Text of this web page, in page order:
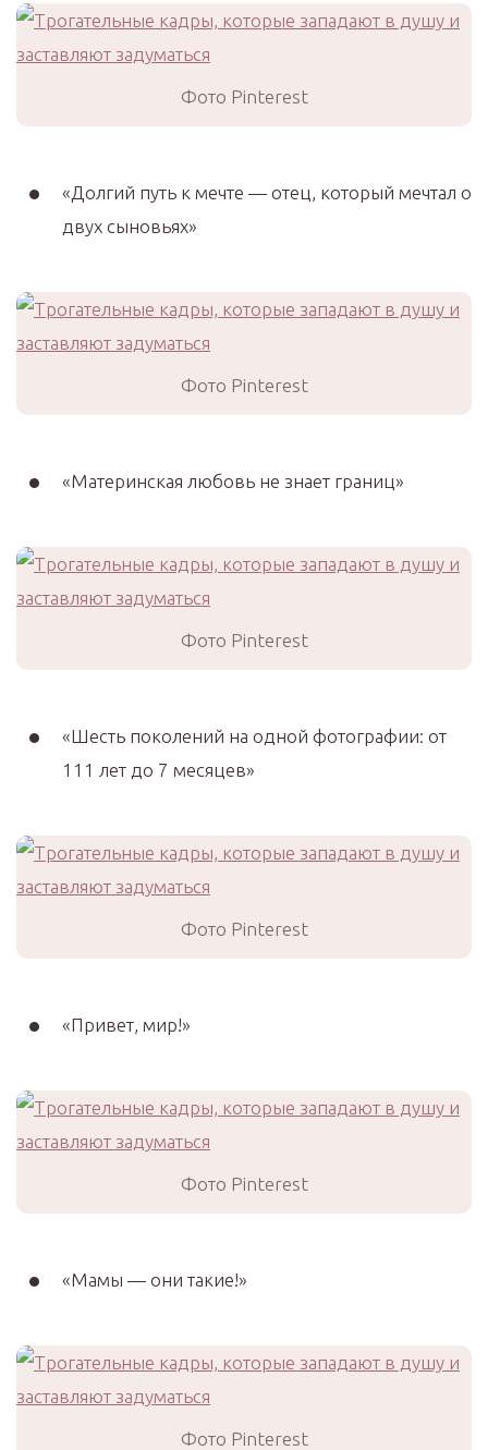
Фото Pinterest
«Долгий путь к мечте — отец, который мечтал о
двух сыновьях»
Фото Pinterest
«Материнская любовь не знает границ»
Фото Pinterest
«Шесть поколений на одной фотографии: от
111 лет до 7 месяцев»
Фото Pinterest
«Привет, мир!»
Фото Pinterest
«Мамы — они такие!»
Фото Pinterest